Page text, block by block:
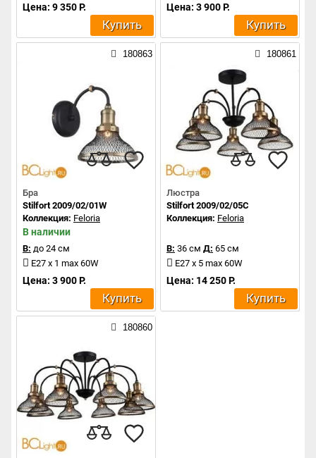
Цена: 9 350 Р.
Купить
Цена: 3 900 Р.
Купить
180863
Бра
Stilfort 2009/02/01W
Коллекция: Feloria
В наличии
В: до 24 см
E27 x 1 max 60W
Цена: 3 900 Р.
Купить
180861
Люстра
Stilfort 2009/02/05C
Коллекция: Feloria
В: 36 см Д: 65 см
E27 x 5 max 60W
Цена: 14 250 Р.
Купить
180860